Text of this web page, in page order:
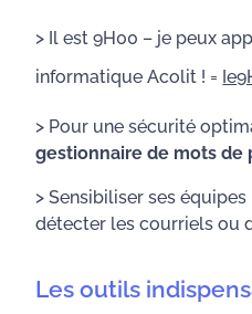
> Il est 9H00 – je peux
informatique Acolit ! =
> Pour une sécurité
gestionnaire de mots de
> Sensibiliser ses
détecter les courriels ou
Les outils